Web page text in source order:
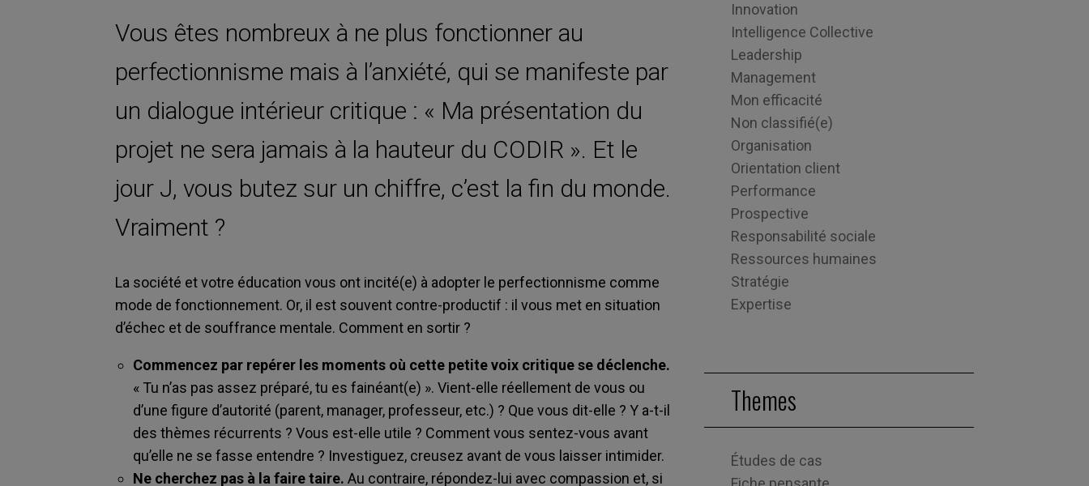
Vous êtes nombreux à ne plus fonctionner au
perfectionnisme mais à l’anxiété, qui se manifeste par
un dialogue intérieur critique : « Ma présentation du
projet ne sera jamais à la hauteur du CODIR ». Et le
jour J, vous butez sur un chiffre, c’est la fin du monde.
Vraiment ?
La société et votre éducation vous ont incité(e) à adopter le perfectionnisme comme
mode de fonctionnement. Or, il est souvent contre-productif : il vous met en situation
d’échec et de souffrance mentale. Comment en sortir ?
Commencez par repérer les moments où cette petite voix critique se déclenche.
« Tu n’as pas assez préparé, tu es fainéant(e) ». Vient-elle réellement de vous ou
d’une figure d’autorité (parent, manager, professeur, etc.) ? Que vous dit-elle ? Y a-t-il
des thèmes récurrents ? Vous est-elle utile ? Comment vous sentez-vous avant
qu’elle ne se fasse entendre ? Investiguez, creusez avant de vous laisser intimider.
Ne cherchez pas à la faire taire. Au contraire, répondez-lui avec compassion et, si
Innovation
Intelligence Collective
Leadership
Management
Mon efficacité
Non classifié(e)
Organisation
Orientation client
Performance
Prospective
Responsabilité sociale
Ressources humaines
Stratégie
Expertise
Themes
Études de cas